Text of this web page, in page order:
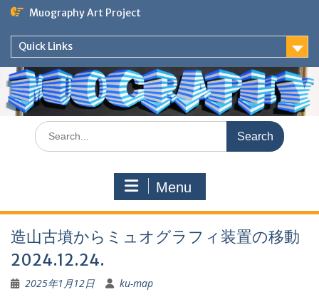
Skip
content
Muography Art Project
Quick Links
Search
for:
Menu
造山古墳からミュオグラフィ装置の移動
2024.12.24.
2025年1月12日 ku-map